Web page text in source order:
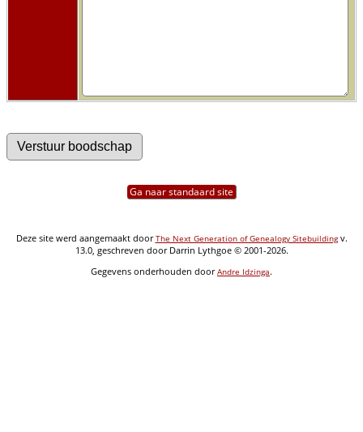
Ga naar standaard site
Deze site werd aangemaakt doorThe Next Generation of Genealogy Sitebuildingv.
13.0, geschreven door Darrin Lythgoe © 2001-2026.
Gegevens onderhouden doorAndre Idzinga.